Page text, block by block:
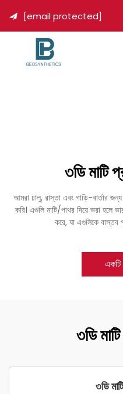
 [email protected]
৩ডি মাটি
আমরা ঢালু, রাস্তা এবং গাড়ি-
করি। এগুলি মাটি/পাথর দিয়ে ভরা হলে
করে, যা এগুলিকে বাস্তব
৩ডি
৩ডি